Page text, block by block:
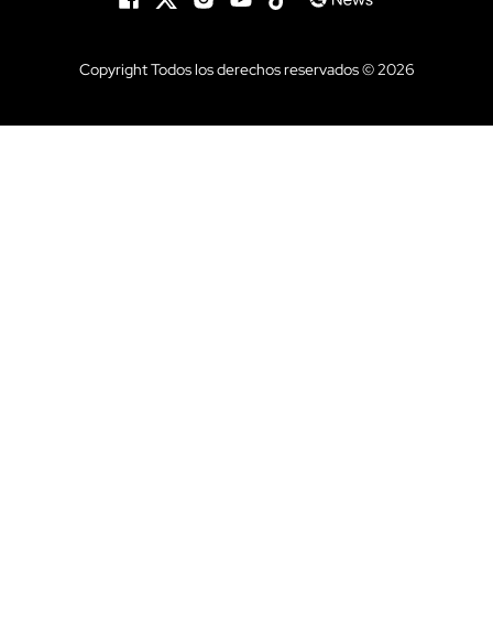
Copyright Todos los derechos reservados © 2026